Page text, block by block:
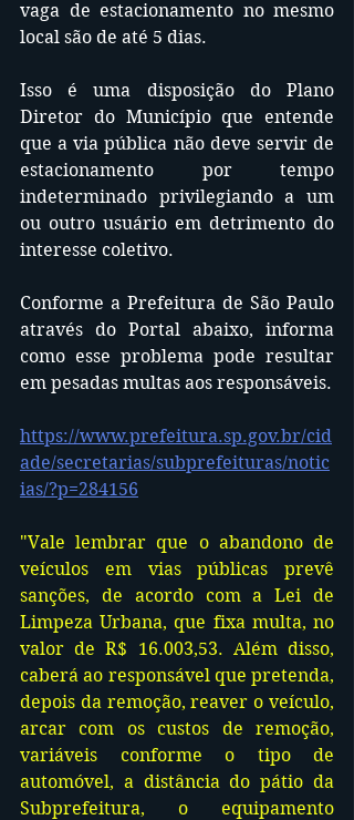
vaga de estacionamento no mesmo
local são de até 5 dias.
Isso é uma disposição do Plano
Diretor do Município que entende
que a via pública não deve servir de
estacionamento por tempo
indeterminado privilegiando a um
ou outro usuário em detrimento do
interesse coletivo.
Conforme a Prefeitura de São Paulo
através do Portal abaixo, informa
como esse problema pode resultar
em pesadas multas aos responsáveis.
https://www.prefeitura.sp.gov.br/cid
ade/secretarias/subprefeituras/notic
ias/?p=284156
"Vale lembrar que o abandono de
veículos em vias públicas prevê
sanções, de acordo com a Lei de
Limpeza Urbana, que fixa multa, no
valor de R$ 16.003,53. Além disso,
caberá ao responsável que pretenda,
depois da remoção, reaver o veículo,
arcar com os custos de remoção,
variáveis conforme o tipo de
automóvel, a distância do pátio da
Subprefeitura, o equipamento